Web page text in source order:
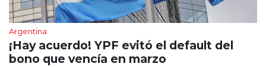
Argentina
¡Hay acuerdo! YPF evitó el default del
bono que vencía en marzo